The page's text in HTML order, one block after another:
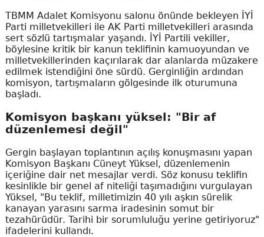
TBMM Adalet Komisyonu salonu önünde bekleyen İYİ
Parti milletvekilleri ile AK Parti milletvekilleri arasında
sert sözlü tartışmalar yaşandı. İYİ Partili vekiller,
böylesine kritik bir kanun teklifinin kamuoyundan ve
milletvekillerinden kaçırılarak dar alanlarda müzakere
edilmek istendiğini öne sürdü. Gerginliğin ardından
komisyon, tartışmaların gölgesinde ilk oturumuna
başladı.
Komisyon başkanı yüksel: "Bir af
düzenlemesi değil"
Gergin başlayan toplantının açılış konuşmasını yapan
Komisyon Başkanı Cüneyt Yüksel, düzenlemenin
içeriğine dair net mesajlar verdi. Söz konusu teklifin
kesinlikle bir genel af niteliği taşımadığını vurgulayan
Yüksel, "Bu teklif, milletimizin 40 yılı aşkın sürelik
kanayan yarasını sarma iradesinin somut bir
tezahürüdür. Tarihi bir sorumluluğu yerine getiriyoruz"
ifadelerini kullandı.